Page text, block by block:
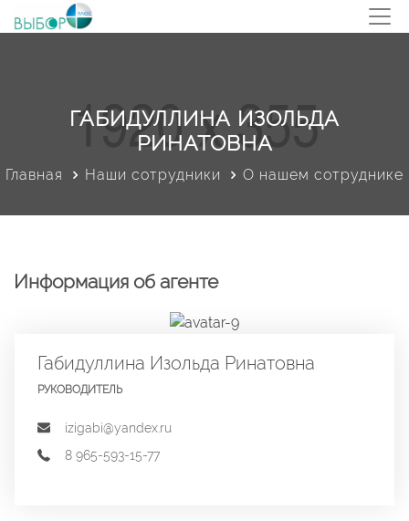
ГАБИДУЛЛИНА ИЗОЛЬДА
РИНАТОВНА
Главная Наши сотрудники О нашем сотруднике
Информация об агенте
Габидуллина Изольда Ринатовна
РУКОВОДИТЕЛЬ
izigabi@yandex.ru
8 965-593-15-77